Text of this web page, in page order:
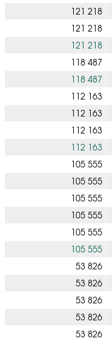
121 218
121 218
121 218
118 487
118 487
112 163
112 163
112 163
112 163
105 555
105 555
105 555
105 555
105 555
105 555
53 826
53 826
53 826
53 826
53 826